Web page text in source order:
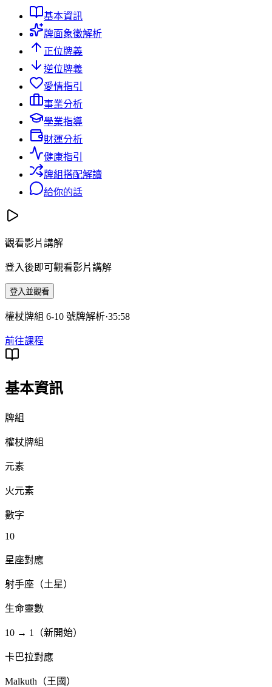
基本資訊
牌面象徵解析
正位牌義
逆位牌義
愛情指引
事業分析
學業指導
財運分析
健康指引
牌組搭配解讀
給你的話
觀看影片講解
登入後即可觀看影片講解
登入並觀看
權杖牌組 6-10 號牌解析·35:58
前往課程
基本資訊
牌組
權杖牌組
元素
火元素
數字
10
星座對應
射手座（土星）
生命靈數
10 → 1（新開始）
卡巴拉對應
Malkuth（王國）